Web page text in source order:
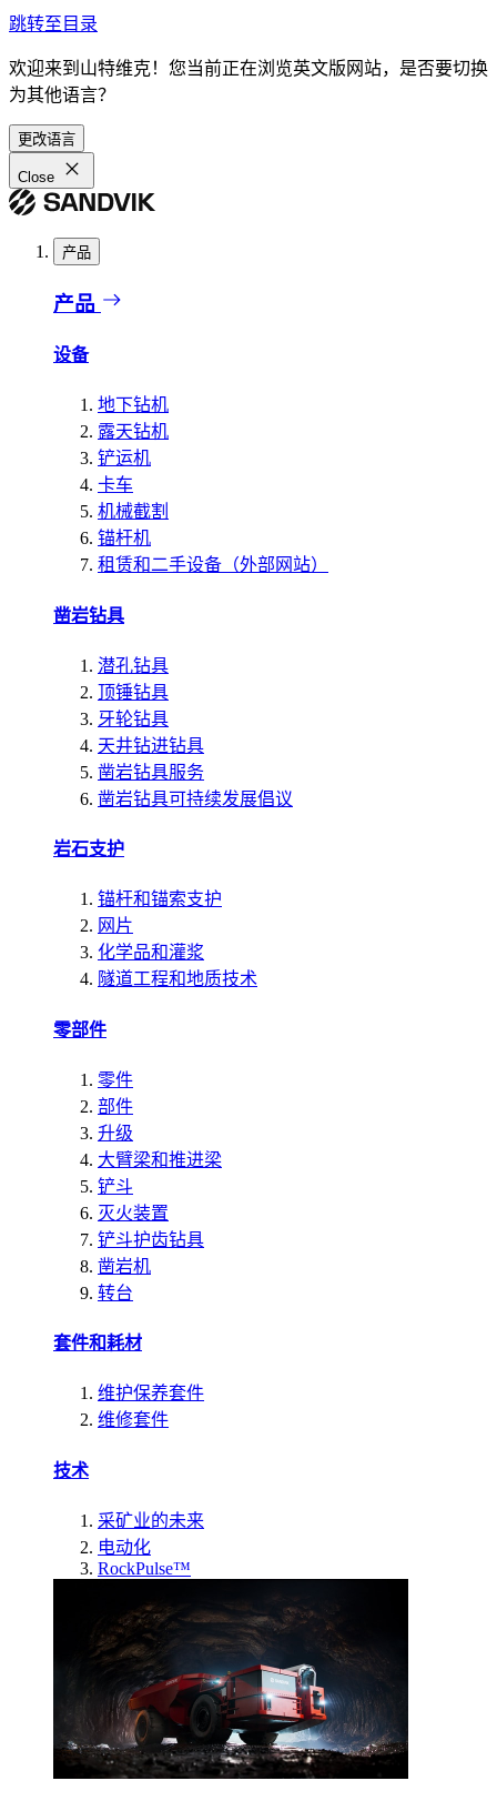
跳转至目录
欢迎来到山特维克！您当前正在浏览英文版网站，是否要切换
为其他语言？
更改语言
Close
产品
产品
设备
地下钻机
露天钻机
铲运机
卡车
机械截割
锚杆机
租赁和二手设备（外部网站）
凿岩钻具
潜孔钻具
顶锤钻具
牙轮钻具
天井钻进钻具
凿岩钻具服务
凿岩钻具可持续发展倡议
岩石支护
锚杆和锚索支护
网片
化学品和灌浆
隧道工程和地质技术
零部件
零件
部件
升级
大臂梁和推进梁
铲斗
灭火装置
铲斗护齿钻具
凿岩机
转台
套件和耗材
维护保养套件
维修套件
技术
采矿业的未来
电动化
RockPulse™